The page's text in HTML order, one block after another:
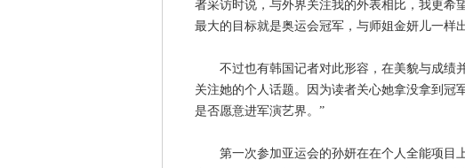
者采访时说，与外界关注我的外表相比，我更希
最大的目标就是奥运会冠军，与师姐金妍儿一样出
不过也有韩国记者对此形容，在美貌与成绩
关注她的个人话题。因为读者关心她拿没拿到冠
是否愿意进军演艺界。”
第一次参加亚运会的孙妍在在个人全能项目